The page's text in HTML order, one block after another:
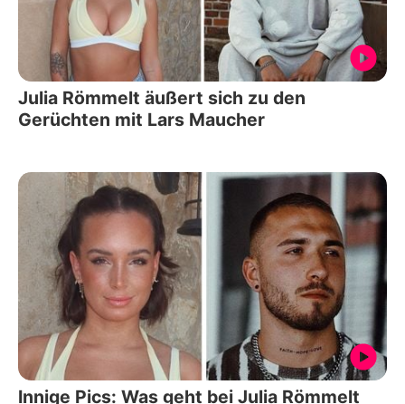
Julia Römmelt äußert sich zu den
Gerüchten mit Lars Maucher
Innige Pics: Was geht bei Julia Römmelt